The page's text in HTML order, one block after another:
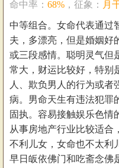
命中率： 68% ，征象： 月
中等组合。女命代表通过
夫，多漂亮，但是婚姻好
或三段感情。聪明灵气但
常大，财运比较好，特别
人、欺负男人的行为或
病。男命天生有违法犯罪
固执。容易接触娱乐色情
从事房地产行业比较适合
不利儿女，女命也不太利
早日皈依佛门和吃斋念佛